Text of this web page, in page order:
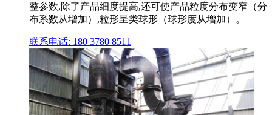
整参数,除了产品细度提高,还可使产品粒度分布变窄（分
布系数从增加）,粒形呈类球形（球形度从增加）。
联系电话: 180 3780 8511